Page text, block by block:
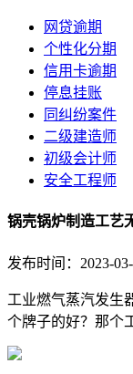
网贷逾期
个性化分期
信用卡逾期
停息挂账
同纠纷案件
二级建造师
初级会计师
安全工程师
锅壳锅炉制造工艺
发布时间：2023-
工业燃气蒸汽发生
个牌子的好？那个